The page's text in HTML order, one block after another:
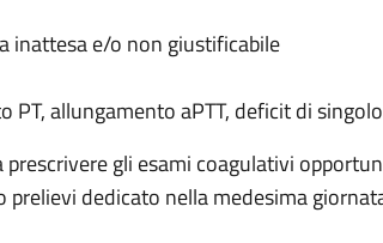
inattesa e/o non giustificabile
PT, allungamento aPTT, deficit di
gli esami coagulativi
dedicato nella medesima